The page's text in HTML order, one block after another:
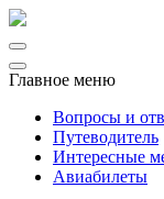
Главное меню
Вопросы и
Путеводитель
Интересные
Авиабилеты